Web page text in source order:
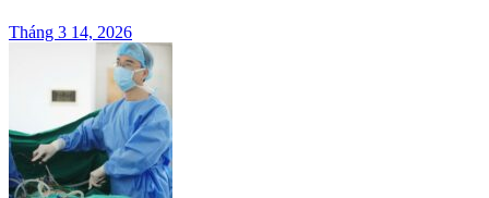
Tháng 3 14, 2026